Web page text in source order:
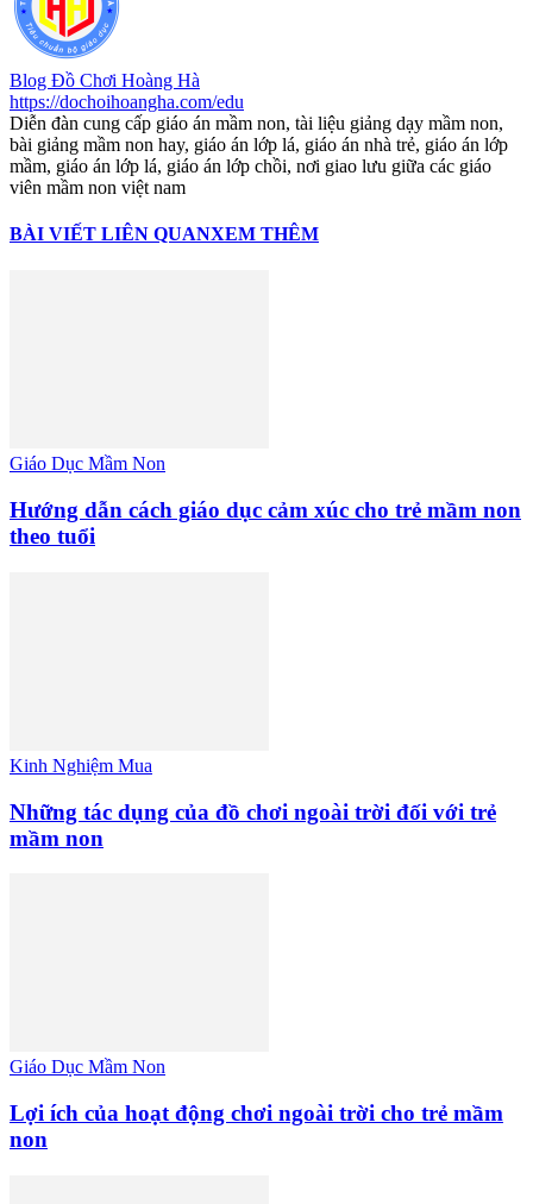
Blog Đồ Chơi Hoàng Hà
https://dochoihoangha.com/edu
Diễn đàn cung cấp giáo án mầm non, tài liệu giảng dạy mầm non,
bài giảng mầm non hay, giáo án lớp lá, giáo án nhà trẻ, giáo án lớp
mầm, giáo án lớp lá, giáo án lớp chồi, nơi giao lưu giữa các giáo
viên mầm non việt nam
BÀI VIẾT LIÊN QUANXEM THÊM
Giáo Dục Mầm Non
Hướng dẫn cách giáo dục cảm xúc cho trẻ mầm non
theo tuổi
Kinh Nghiệm Mua
Những tác dụng của đồ chơi ngoài trời đối với trẻ
mầm non
Giáo Dục Mầm Non
Lợi ích của hoạt động chơi ngoài trời cho trẻ mầm
non